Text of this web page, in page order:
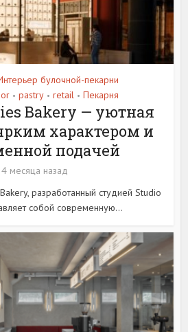
булочной-пекарни
• pastry • retail • Пекарня
Bakery — уютная
характером и
подачей
4 месяца назад
разработанный студией Studio
собой современную...